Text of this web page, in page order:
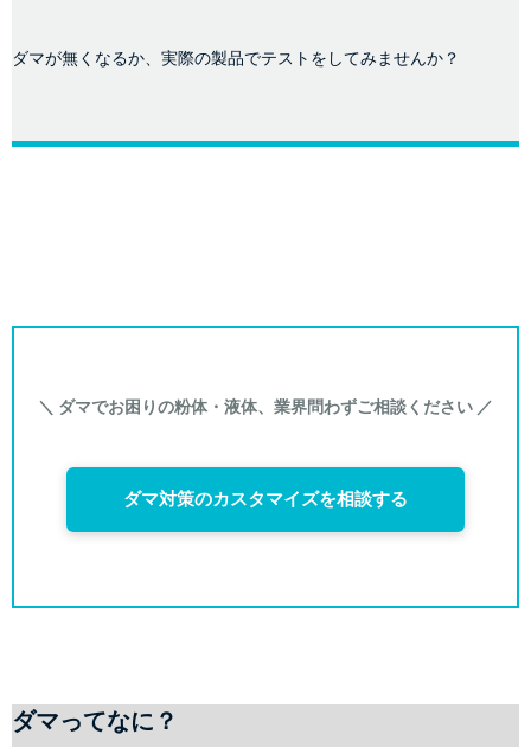
ダマが無くなるか、実際の製品でテストをしてみませんか？
＼ ダマでお困りの粉体・液体、業界問わずご相談ください ／
ダマ対策のカスタマイズを相談する
ダマってなに？